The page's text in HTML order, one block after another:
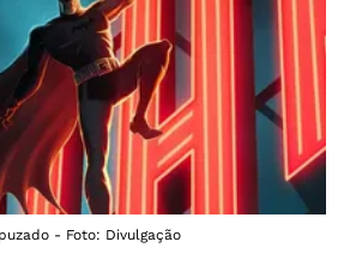
- Foto: Divulgação